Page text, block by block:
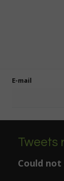
E-mail
Tweets
Could